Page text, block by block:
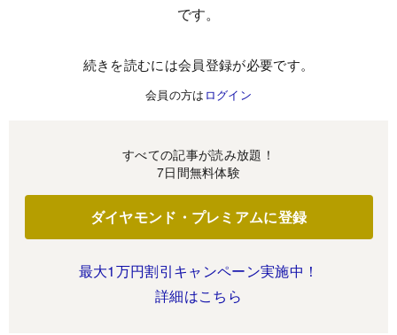
です。
続きを読むには会員登録が必要です。
会員の方は ログイン
すべての記事が読み放題！
7日間無料体験
ダイヤモンド・プレミアムに登録
最大1万円割引キャンペーン実施中！
詳細はこちら